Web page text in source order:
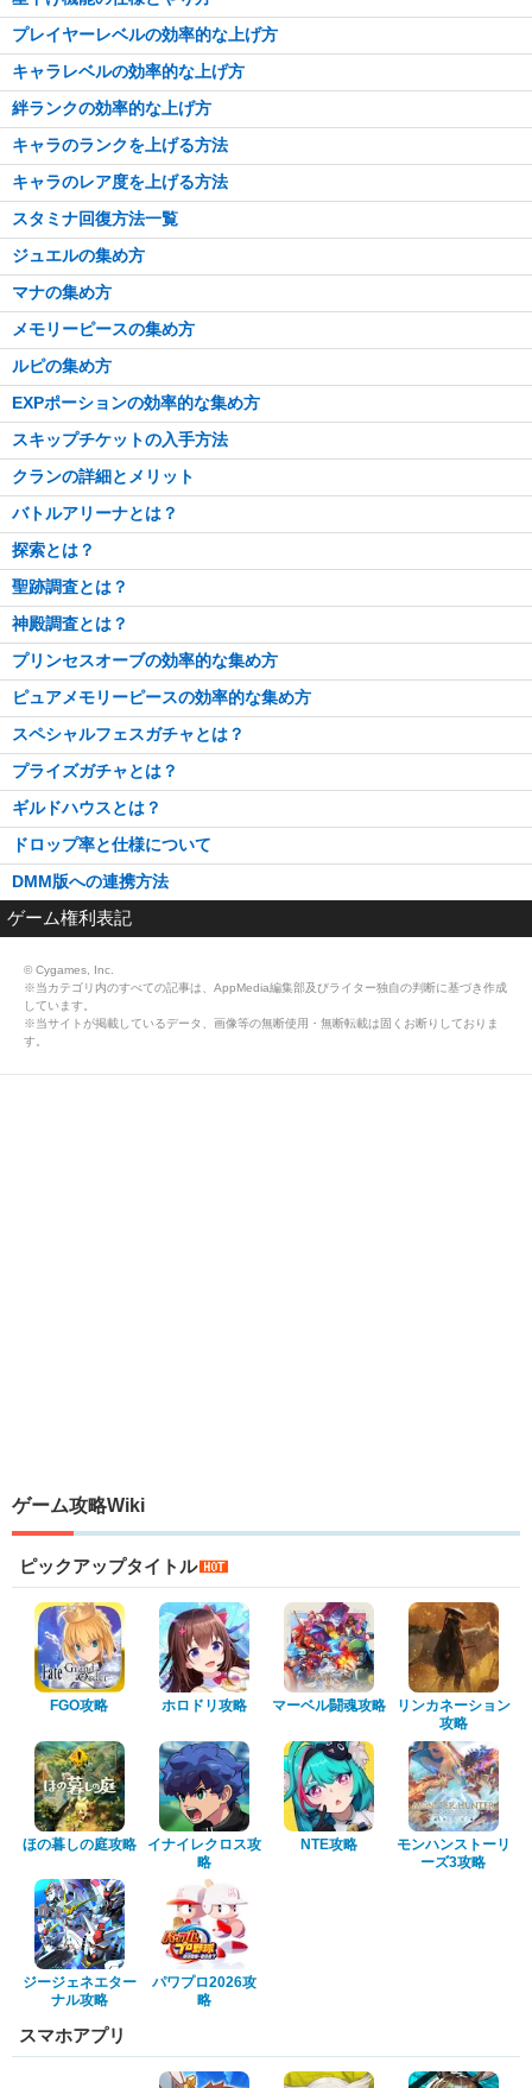
プレイヤーレベルの効率的な上げ方
キャラレベルの効率的な上げ方
絆ランクの効率的な上げ方
キャラのランクを上げる方法
キャラのレア度を上げる方法
スタミナ回復方法一覧
ジュエルの集め方
マナの集め方
メモリーピースの集め方
ルピの集め方
EXPポーションの効率的な集め方
スキップチケットの入手方法
クランの詳細とメリット
バトルアリーナとは？
探索とは？
聖跡調査とは？
神殿調査とは？
プリンセスオーブの効率的な集め方
ピュアメモリーピースの効率的な集め方
スペシャルフェスガチャとは？
プライズガチャとは？
ギルドハウスとは？
ドロップ率と仕様について
DMM版への連携方法
ゲーム権利表記
© Cygames, Inc.
※当カテゴリ内のすべての記事は、AppMedia編集部及びライター独自の判断に基づき作成
しています。
※当サイトが掲載しているデータ、画像等の無断使用・無断転載は固くお断りしておりま
す。
ゲーム攻略Wiki
ピックアップタイトル
FGO攻略 ホロドリ攻略 マーベル闘魂攻略
リンカネーション
攻略
ほの暮しの庭攻略
イナイレクロス攻
略
NTE攻略
モンハンストーリ
ーズ3攻略
ジージェネエター
ナル攻略
パワプロ2026攻
略
スマホアプリ